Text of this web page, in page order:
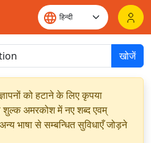
खोजें
को हटाने के लिए कृपया
अमरकोश में नए शब्द एवम्
भाषा से सम्बन्धित सुविधाएँ जोड़ने